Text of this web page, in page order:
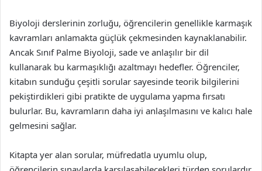
Biyoloji derslerinin zorluğu, öğrencilerin genellikle karmaşık
kavramları anlamakta güçlük çekmesinden kaynaklanabilir.
Ancak Sınıf Palme Biyoloji, sade ve anlaşılır bir dil
kullanarak bu karmaşıklığı azaltmayı hedefler. Öğrenciler,
kitabın sunduğu çeşitli sorular sayesinde teorik bilgilerini
pekiştirdikleri gibi pratikte de uygulama yapma fırsatı
bulurlar. Bu, kavramların daha iyi anlaşılmasını ve kalıcı hale
gelmesini sağlar.
Kitapta yer alan sorular, müfredatla uyumlu olup,